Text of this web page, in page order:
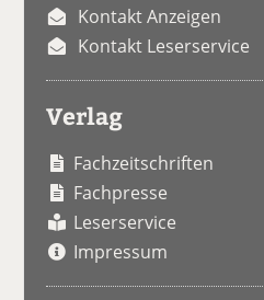
Kontakt Anzeigen
Kontakt Leserservice
Verlag
Fachzeitschriften
Fachpresse
Leserservice
Impressum